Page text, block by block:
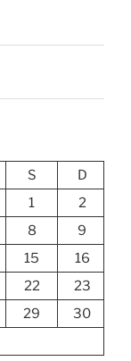
S
D
1
2
8
9
15
16
22
23
29
30